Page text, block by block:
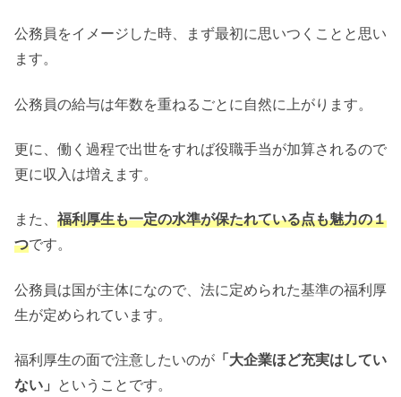
公務員をイメージした時、まず最初に思いつくことと思い
ます。
公務員の給与は年数を重ねるごとに自然に上がります。
更に、働く過程で出世をすれば役職手当が加算されるので
更に収入は増えます。
また、 福利厚生も一定の水準が保たれている点も魅力の１
つです。
公務員は国が主体になので、法に定められた基準の福利厚
生が定められています。
福利厚生の面で注意したいのが 「大企業ほど充実はしてい
ない」 ということです。